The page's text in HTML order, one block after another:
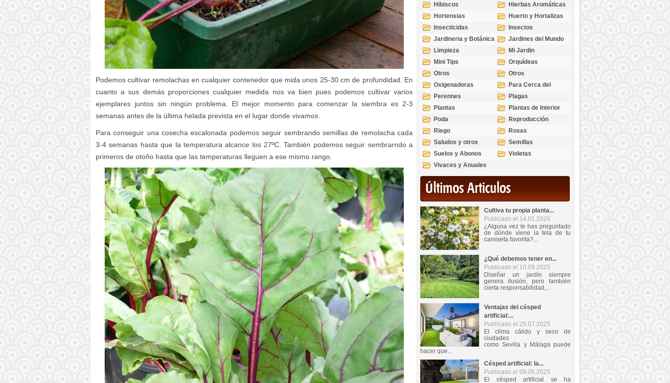
Podemos cultivar remolachas en cualquier contenedor que mida unos 25-30 cm de profundidad. En
cuanto a sus demás proporciones cualquier medida nos va bien pues podemos cultivar varios
ejemplares juntos sin ningún problema. El mejor momento para comenzar la siembra es 2-3
semanas antes de la última helada prevista en el lugar donde vivamos.
Para conseguir una cosecha escalonada podemos seguir sembrando semillas de remolacha cada
3-4 semanas hasta que la temperatura alcance los 27ºC. También podemos seguir sembrarndo a
primeros de otoño hasta que las temperaturas lleguen a ese mismo rango.
Hibiscos
Hierbas Aromáticas
Hortensias
Huerto y Hortalizas
Insecticidas
Insectos
Jardineria y Botánica
Jardines del Mundo
Limpieza
Mi Jardin
Mini Tips
Orquídeas
Otros
Otros
Oxigenadoras
Para Cerca del
Estanque
Perennes
Plagas
Plantas
Plantas de Interior
Poda
Reproducción
Riego
Rosas
Saludos y otros
temas
Semillas
Suelos y Abonos
Violetas
Vivaces y Anuales
Últimos Articulos
Cultiva tu propia planta...
Publicado el 14.01.2026
¿Alguna vez te has preguntado
de dónde viene la tela de tu
camiseta favorita?...
¿Qué debemos tener en...
Publicado el 10.09.2025
Diseñar un jardín siempre
genera ilusión, pero también
cierta responsabilidad,...
Ventajas del césped
artificial:...
Publicado el 25.07.2025
El clima cálido y seco de
ciudades
como Sevilla y Málaga puede
hacer que...
Césped artificial: la...
Publicado el 09.05.2025
El césped artificial se ha